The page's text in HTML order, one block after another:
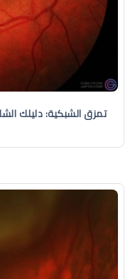
تمزق الشبكية: دليلك